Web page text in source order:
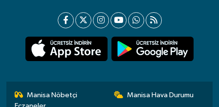
Manisa Nöbetçi
Manisa Hava Durumu